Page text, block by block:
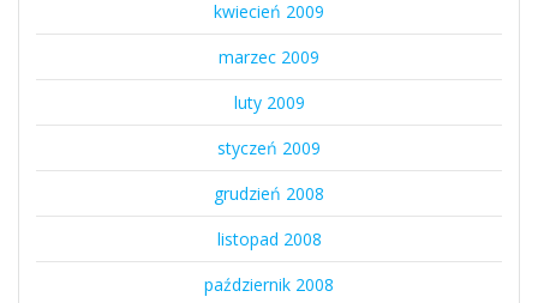
kwiecień 2009
marzec 2009
luty 2009
styczeń 2009
grudzień 2008
listopad 2008
październik 2008